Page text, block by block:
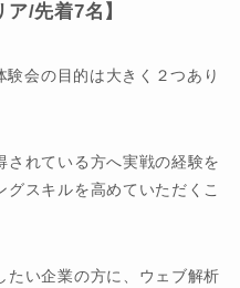
/先着7名】
会の目的は大きく２つあり
されている方へ実戦の経験を
スキルを高めていただくこ
たい企業の方に、ウェブ解析